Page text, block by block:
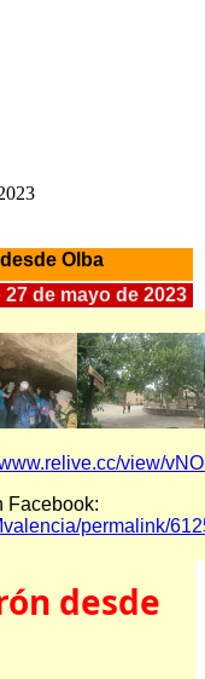
Olba
de mayo de 2023
view/
Facebook:
permalink/
desde